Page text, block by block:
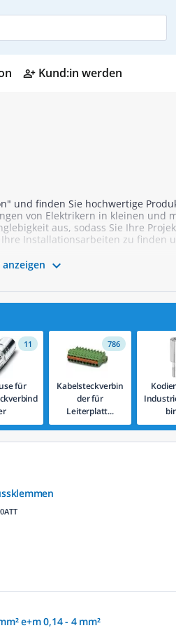
person_add_alt Kund:in werden
und finden Sie hochwertige
von Elektrikern in kleinen und
aus, sodass Sie Ihre
Installationsarbeiten zu finden

11
für
786
Kabelsteckverbin
der für
Leiterplatt...
e+m 0,14 - 4 mm²